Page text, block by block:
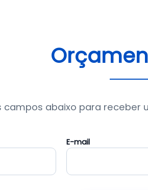
campos abaixo para
E-mail